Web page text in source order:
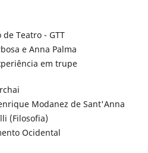
Teatro - GTT
e Anna Palma
em trupe
Modanez de Sant'Anna
(Filosofia)
Ocidental